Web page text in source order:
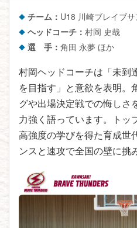
チーム： U18 川崎ブレイブ
ヘッドコーチ：村岡 史哉
選 手：角田 永夢 ほか
村岡ヘッドコーチは「未到
を目指す」と意欲を表明。
グや出場決定戦での悔しさ
力強く語っています。トッ
高強度の学びを得た育成世
ンスと速攻で全国の壁に挑